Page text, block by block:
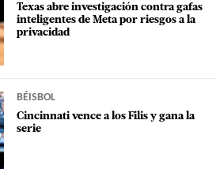
Texas abre investigación contra gafas
inteligentes de Meta por riesgos a la
privacidad
BÉISBOL
Cincinnati vence a los Filis y gana la
serie